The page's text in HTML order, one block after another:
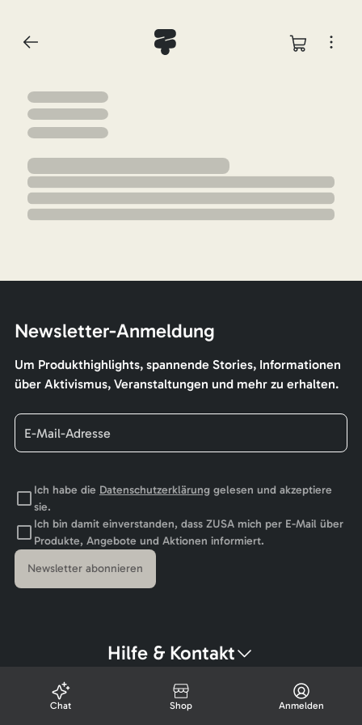
Newsletter-Anmeldung
Um Produkthighlights, spannende Stories, Informationen
über Aktivismus, Veranstaltungen und mehr zu erhalten.
Ich habe die Datenschutzerklärunggelesen und akzeptiere
sie.
Ich bin damit einverstanden, dass ZUSA mich per E-Mail über
Produkte, Angebote und Aktionen informiert.
Newsletter abonnieren
Hilfe & Kontakt
Chat Shop Anmelden